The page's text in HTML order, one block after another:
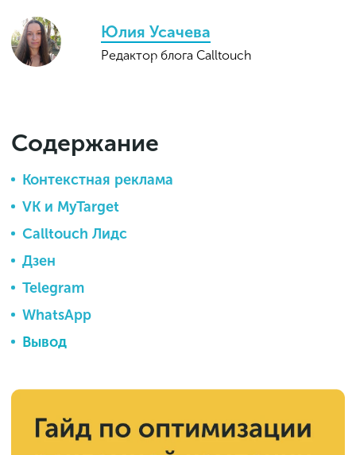
Юлия Усачева
Редактор блога Calltouch
Содержание
Контекстная реклама
VK и MyTarget
Calltouch Лидс
Дзен
Telegram
WhatsApp
Вывод